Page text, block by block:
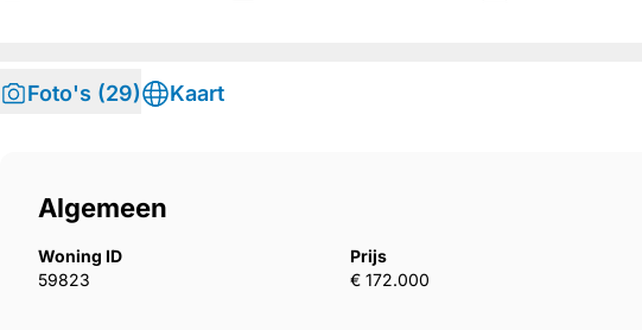
Foto's (29) Kaart
Algemeen
Woning ID
59823
Prijs
€ 172.000